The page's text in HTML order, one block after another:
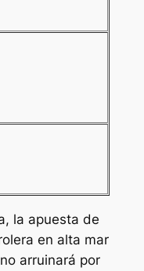
la apuesta de
en alta mar
arruinará por